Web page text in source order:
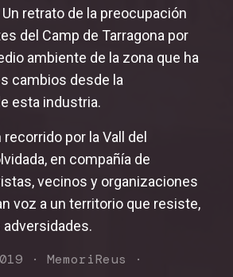
retrato de la preocupación
del Camp de Tarragona por
ambiente de la zona que ha
cambios desde la
esta industria.
por la Vall del
en compañía de
vecinos y organizaciones
voz a un territorio que resiste,
adversidades.
· MemoriReus ·